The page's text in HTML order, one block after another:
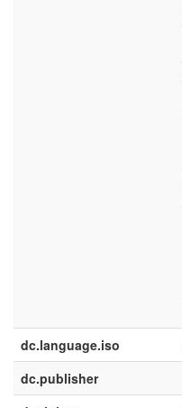
dc.language.iso
dc.publisher